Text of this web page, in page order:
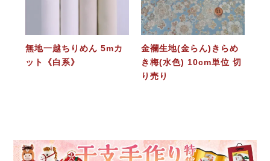
無地一越ちりめん 5mカ
ット《白系》
金襴生地(金らん)きらめ
き梅(水色) 10cm単位 切
り売り